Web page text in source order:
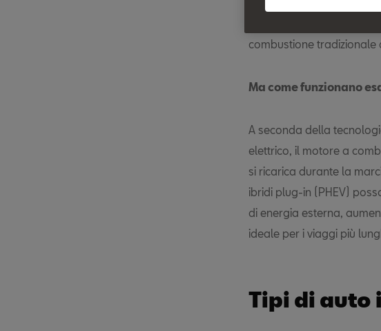
combustione tradizionale
Ma come funzionano
A seconda della
elettrico, il motore a
si ricarica durante la
ibridi plug-in (PHEV)
di energia esterna,
ideale per i viaggi più
Tipi di auto